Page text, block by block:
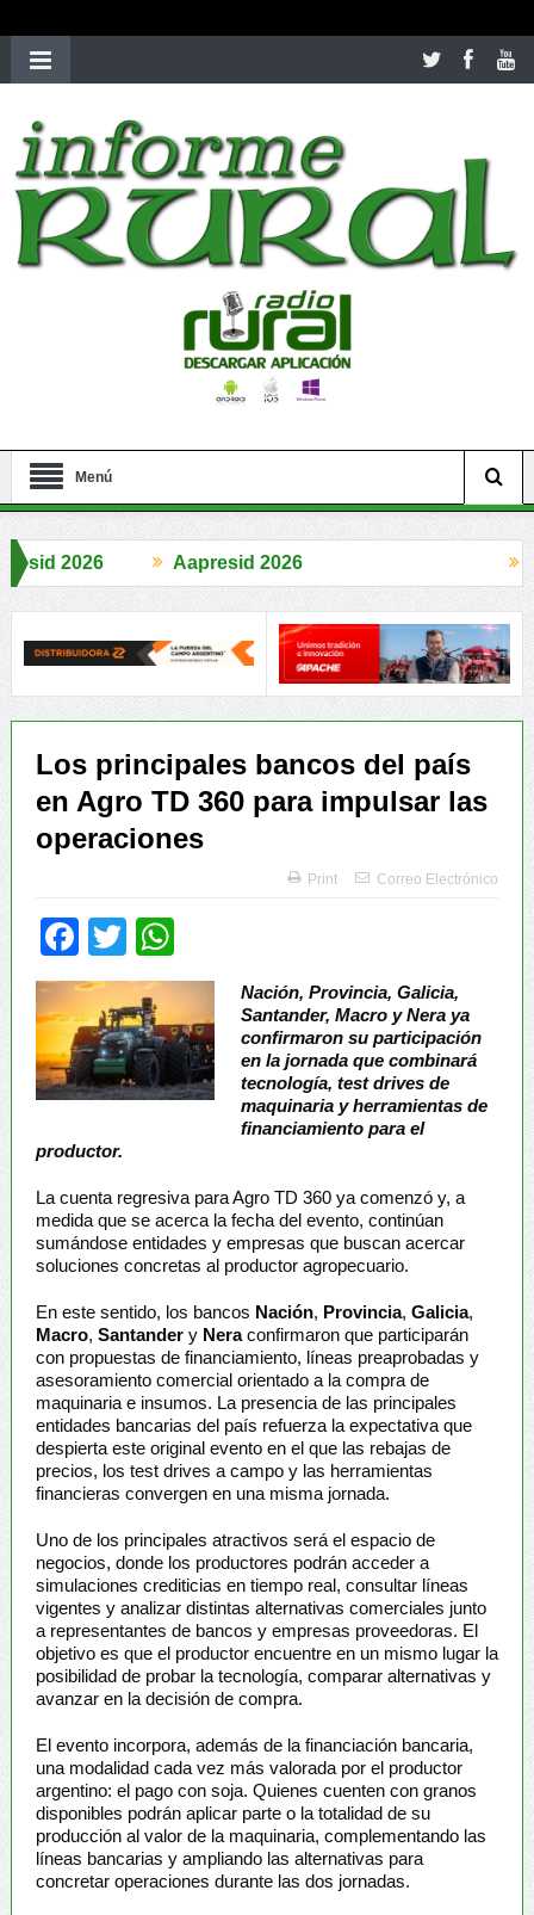
richardmillereplica
women.patekphilippe.tofor sale in usa recognized command with
dining room table ceremony. welcome to our
perfectwatches.is
shop. bestyoungsexdoll.comwith professional customer
services. 1: 1 design high https://reallydiamond.com/
Menú
Aapresid 2026
Lorda comercializó 4.870 cabezas El Congreso se palpitó
Los principales bancos del país
en Agro TD 360 para impulsar las
operaciones
Print Correo Electrónico
Facebook
Twitter
Nación, Provincia, Galicia,
Santander, Macro y Nera ya
confirmaron su participación
en la jornada que combinará
tecnología, test drives de
maquinaria y herramientas de
financiamiento para el
productor.
La cuenta regresiva para Agro TD 360 ya comenzó y, a
medida que se acerca la fecha del evento, continúan
sumándose entidades y empresas que buscan acercar
soluciones concretas al productor agropecuario.
En este sentido, los bancos Nación, Provincia, Galicia,
Macro, Santandery Neraconfirmaron que participarán
con propuestas de financiamiento, líneas preaprobadas y
asesoramiento comercial orientado a la compra de
maquinaria e insumos. La presencia de las principales
entidades bancarias del país refuerza la expectativa que
despierta este original evento en el que las rebajas de
precios, los test drives a campo y las herramientas
financieras convergen en una misma jornada.
Uno de los principales atractivos será el espacio de
negocios, donde los productores podrán acceder a
simulaciones crediticias en tiempo real, consultar líneas
vigentes y analizar distintas alternativas comerciales junto
a representantes de bancos y empresas proveedoras. El
objetivo es que el productor encuentre en un mismo lugar la
posibilidad de probar la tecnología, comparar alternativas y
avanzar en la decisión de compra.
El evento incorpora, además de la financiación bancaria,
una modalidad cada vez más valorada por el productor
argentino: el pago con soja. Quienes cuenten con granos
disponibles podrán aplicar parte o la totalidad de su
producción al valor de la maquinaria, complementando las
líneas bancarias y ampliando las alternativas para
concretar operaciones durante las dos jornadas.